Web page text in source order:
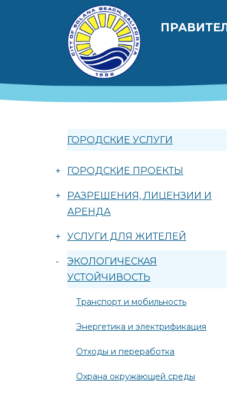
Перейти к общему содержанию
ГОРОДСКИЕ УСЛУГИ
+ ГОРОДСКИЕ ПРОЕКТЫ
+
РАЗРЕШЕНИЯ, ЛИЦЕНЗИИ И
АРЕНДА
+ УСЛУГИ ДЛЯ ЖИТЕЛЕЙ
-
ЭКОЛОГИЧЕСКАЯ
УСТОЙЧИВОСТЬ
Транспорт и мобильность
Энергетика и электрификация
Отходы и переработка
Охрана окружающей среды